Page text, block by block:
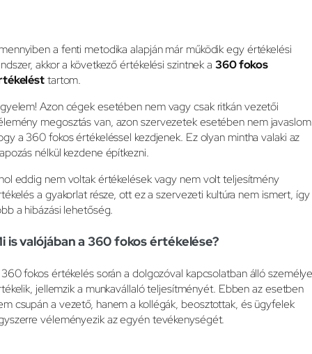
a fenti metodika alapján már működik egy értékelési
akkor a következő értékelési szintnek a 360 fokos
tartom.
Azon cégek esetében nem vagy csak ritkán vezetői
megosztás van, azon szervezetek esetében nem
a 360 fokos értékeléssel kezdjenek. Ez olyan mintha valaki az
nélkül kezdene építkezni.
eddig nem voltak értékelések vagy nem volt teljesítmény
a gyakorlat része, ott ez a szervezeti kultúra nem ismert, így
a hibázási lehetőség.
is valójában a 360 fokos értékelése?
fokos értékelés során a dolgozóval kapcsolatban álló
jellemzik a munkavállaló teljesítményét. Ebben az esetben
csupán a vezető, hanem a kollégák, beosztottak, és ügyfelek
véleményezik az egyén tevékenységét.